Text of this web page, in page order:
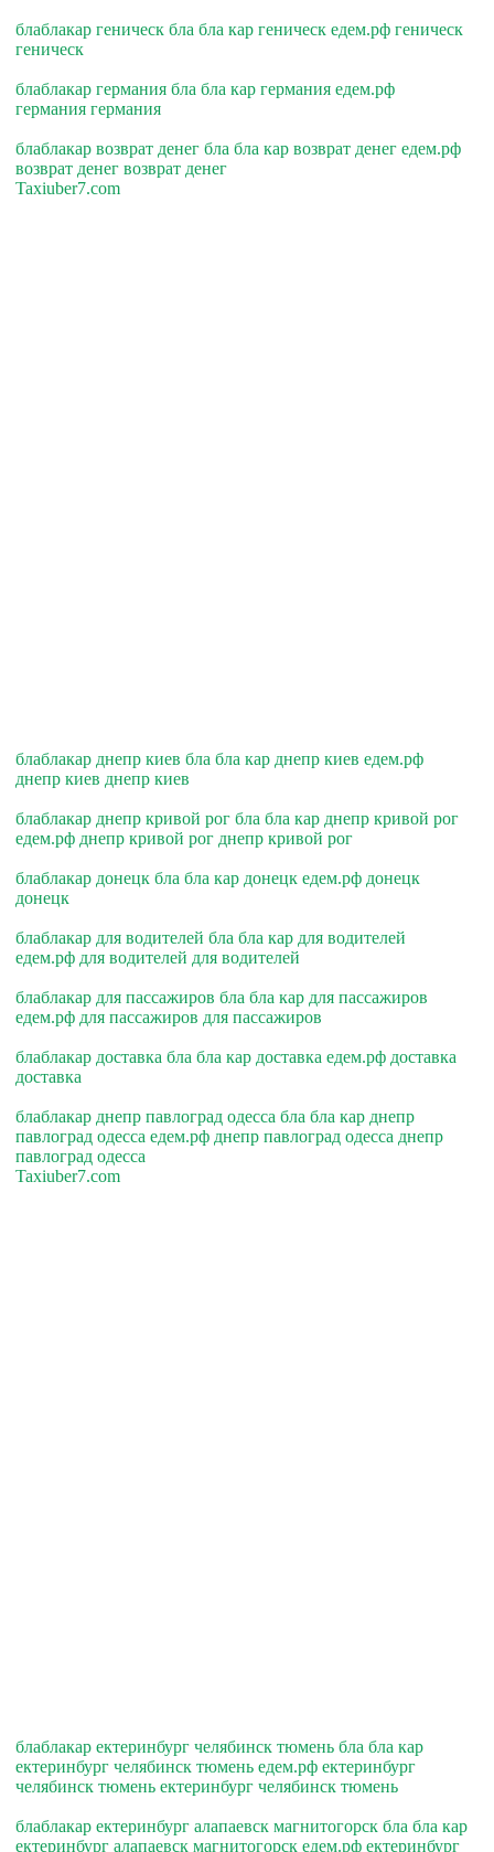
блаблакар геническ бла бла кар геническ едем.рф геническ
геническ
блаблакар германия бла бла кар германия едем.рф
германия германия
блаблакар возврат денег бла бла кар возврат денег едем.рф
возврат денег возврат денег
Taxiuber7.com
блаблакар днепр киев бла бла кар днепр киев едем.рф
днепр киев днепр киев
блаблакар днепр кривой рог бла бла кар днепр кривой рог
едем.рф днепр кривой рог днепр кривой рог
блаблакар донецк бла бла кар донецк едем.рф донецк
донецк
блаблакар для водителей бла бла кар для водителей
едем.рф для водителей для водителей
блаблакар для пассажиров бла бла кар для пассажиров
едем.рф для пассажиров для пассажиров
блаблакар доставка бла бла кар доставка едем.рф доставка
доставка
блаблакар днепр павлоград одесса бла бла кар днепр
павлоград одесса едем.рф днепр павлоград одесса днепр
павлоград одесса
Taxiuber7.com
блаблакар ектеринбург челябинск тюмень бла бла кар
ектеринбург челябинск тюмень едем.рф ектеринбург
челябинск тюмень ектеринбург челябинск тюмень
блаблакар ектеринбург алапаевск магнитогорск бла бла кар
ектеринбург алапаевск магнитогорск едем.рф ектеринбург